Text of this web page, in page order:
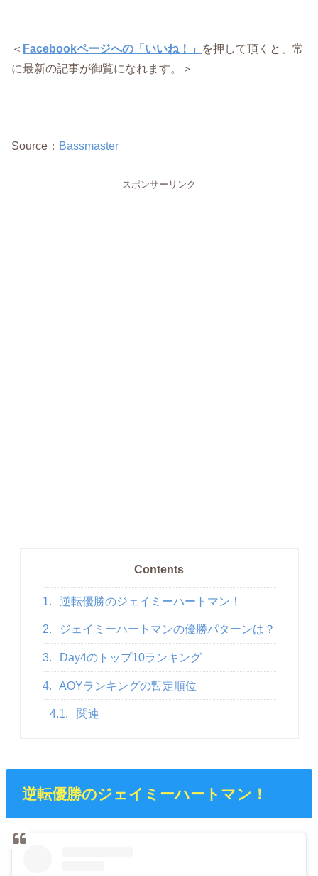
＜ Facebookページへの「いいね！」 を押して頂くと、常
に最新の記事が御覧になれます。＞
Source： Bassmaster
スポンサーリンク
Contents
1. 逆転優勝のジェイミーハートマン！
2. ジェイミーハートマンの優勝パターンは？
3. Day4のトップ10ランキング
4. AOYランキングの暫定順位
4.1. 関連
逆転優勝のジェイミーハートマン！